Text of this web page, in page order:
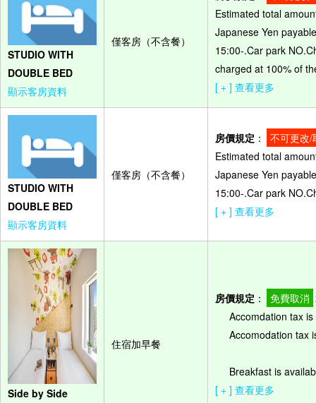
STUDIO WITH
DOUBLE BED
顯示客房資料
僅客房（不含餐）
Estimated total
Japanese Yen
15:00-.Car park
charged at 100% of
[ + ] 查看更多
STUDIO WITH
DOUBLE BED
顯示客房資料
僅客房（不含餐）
房價規定 ：
不可更改/
Estimated total
Japanese Yen
15:00-.Car park
[ + ] 查看更多
Side by Side
住宿加早餐
房價規定 ： 免費取消
Accomdation tax
Accomodation tax
Breakfast is
[ + ] 查看更多